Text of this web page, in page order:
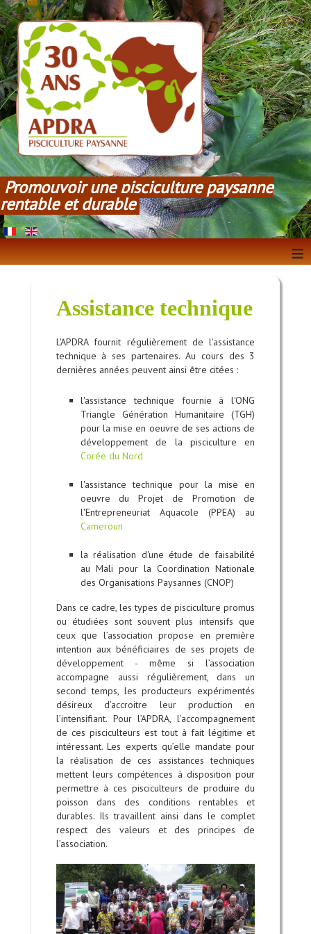
Promouvoir une pisciculture paysanne
rentable et durable
≡
Assistance technique
L'APDRA fournit régulièrement de l'assistance
technique à ses partenaires. Au cours des 3
dernières années peuvent ainsi être citées :
l'assistance technique fournie à l'ONG
Triangle Génération Humanitaire (TGH)
pour la mise en oeuvre de ses actions de
développement de la pisciculture en
Corée du Nord
l'assistance technique pour la mise en
oeuvre du Projet de Promotion de
l'Entrepreneuriat Aquacole (PPEA) au
Cameroun
la réalisation d'une étude de faisabilité
au Mali pour la Coordination Nationale
des Organisations Paysannes (CNOP)
Dans ce cadre, les types de pisciculture promus
ou étudiées sont souvent plus intensifs que
ceux que l’association propose en première
intention aux bénéficiaires de ses projets de
développement - même si l’association
accompagne aussi régulièrement, dans un
second temps, les producteurs expérimentés
désireux d’accroitre leur production en
l’intensifiant. Pour l’APDRA, l’accompagnement
de ces pisciculteurs est tout à fait légitime et
intéressant. Les experts qu’elle mandate pour
la réalisation de ces assistances techniques
mettent leurs compétences à disposition pour
permettre à ces pisciculteurs de produire du
poisson dans des conditions rentables et
durables. Ils travaillent ainsi dans le complet
respect des valeurs et des principes de
l’association.